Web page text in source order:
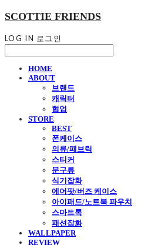
SCOTTIE FRIENDS
LOG IN 로그인
HOME
ABOUT
브랜드
캐릭터
협업
STORE
BEST
폰케이스
의류/패브릭
스티커
문구류
식기잡화
에어팟/버즈 케이스
아이패드/노트북 파우치
스마트톡
패션잡화
WALLPAPER
REVIEW